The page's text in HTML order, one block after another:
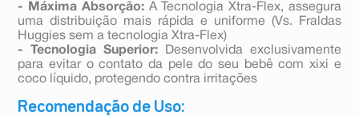
- Máxima Absorção:A Tecnologia Xtra-Flex, assegura
uma distribuição mais rápida e uniforme (Vs. Fraldas
Huggies sem a tecnologia Xtra-Flex)
- Tecnologia Superior: Desenvolvida exclusivamente
para evitar o contato da pele do seu bebê com xixi e
coco líquido, protegendo contra irritações
Recomendação de Uso: